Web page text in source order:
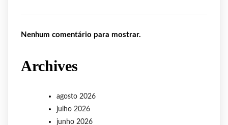
Nenhum comentário para mostrar.
Archives
agosto 2026
julho 2026
junho 2026